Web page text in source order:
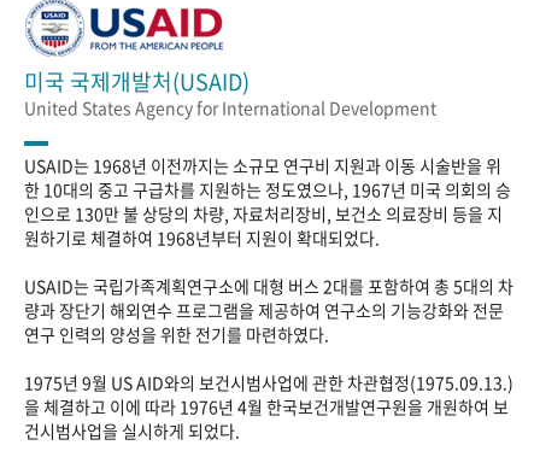
미국 국제개발처(USAID)
United States Agency for International Development
USAID는 1968년 이전까지는 소규모 연구비 지원과 이동 시술반을 위
한 10대의 중고 구급차를 지원하는 정도였으나, 1967년 미국 의회의 승
인으로 130만 불 상당의 차량, 자료처리장비, 보건소 의료장비 등을 지
원하기로 체결하여 1968년부터 지원이 확대되었다.
USAID는 국립가족계획연구소에 대형 버스 2대를 포함하여 총 5대의 차
량과 장단기 해외연수 프로그램을 제공하여 연구소의 기능강화와 전문
연구 인력의 양성을 위한 전기를 마련하였다.
1975년 9월 US AID와의 보건시범사업에 관한 차관협정(1975.09.13.)
을 체결하고 이에 따라 1976년 4월 한국보건개발연구원을 개원하여 보
건시범사업을 실시하게 되었다.